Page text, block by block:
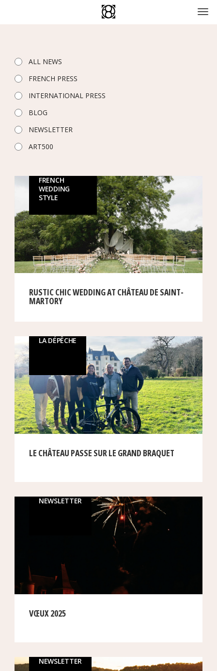
Menu
News
–
Chateau
de
Saint-
Martory
ALL NEWS
FRENCH PRESS
INTERNATIONAL PRESS
BLOG
NEWSLETTER
ART500
FRENCH
WEDDING
STYLE
RUSTIC CHIC WEDDING AT CHÂTEAU DE SAINT-
MARTORY
LA DÉPÊCHE
LE CHÂTEAU PASSE SUR LE GRAND BRAQUET
NEWSLETTER
VŒUX 2025
NEWSLETTER